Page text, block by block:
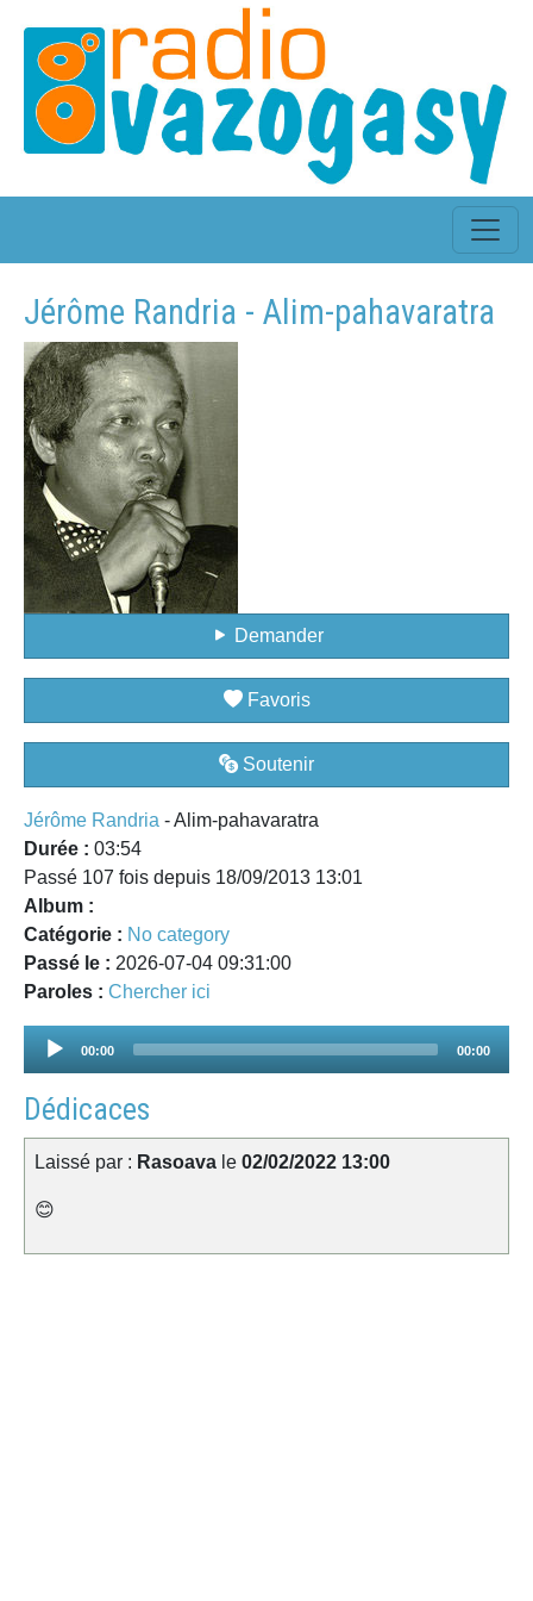
Jérôme Randria - Alim-pahavaratra
Demander
Favoris
Soutenir
Jérôme Randria - Alim-pahavaratra
Durée : 03:54
Passé 107 fois depuis 18/09/2013 13:01
Album :
Catégorie : No category
Passé le : 2026-07-04 09:31:00
Paroles : Chercher ici
Audio
00:00 00:00
Dédicaces
Laissé par : Rasoava le 02/02/2022 13:00
😊